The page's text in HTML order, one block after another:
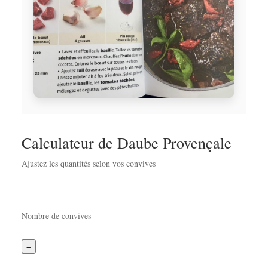
Calculateur de Daube Provençale
Ajustez les quantités selon vos convives
Nombre de convives
−